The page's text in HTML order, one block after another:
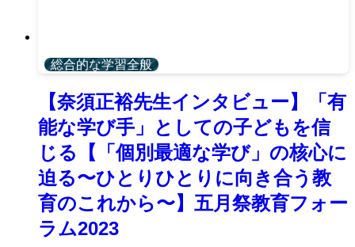
総合的な学習全般
【奈須正裕先生インタビュー】「有
能な学び手」としての子どもを信
じる【「個別最適な学び」の核心に
迫る〜ひとりひとりに向き合う教
育のこれから〜】五月祭教育フォー
ラム2023